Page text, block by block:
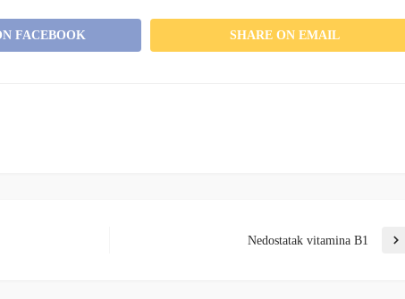
FACEBOOK SHARE ON EMAIL
Nedostatak vitamina B1